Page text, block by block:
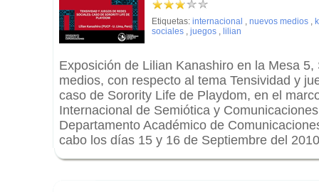
Etiquetas: internacional , nuevos medios ,
sociales , juegos , lilian
Exposición de Lilian Kanashiro en la Mesa
medios, con respecto al tema Tensividad y
caso de Sorority Life de Playdom, en el
Internacional de Semiótica y
Departamento Académico de
cabo los días 15 y 16 de Septiembre del 2010